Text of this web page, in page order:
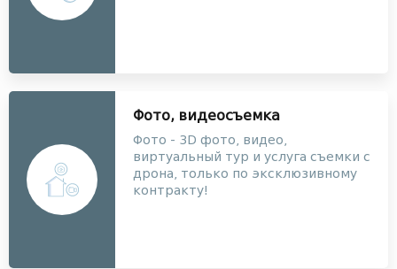
Фото, видеосъемка
Фото - 3D фото, видео,
виртуальный тур и услуга съемки с
дрона, только по эксклюзивному
контракту!